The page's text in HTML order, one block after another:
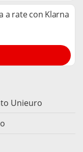
a rate con Klarna
Unieuro